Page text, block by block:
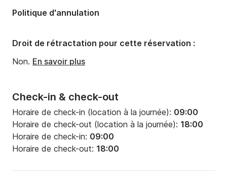
Check-in & check-out
Horaire de check-in (location à la journée): 09:00
Horaire de check-out (location à la journée): 18:00
Horaire de check-in: 09:00
Horaire de check-out: 18:00
Politique d'annulation
Droit de rétractation pour cette réservation :
Non. En savoir plus